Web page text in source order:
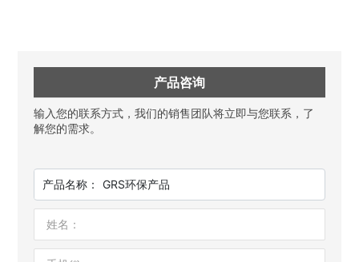
产品咨询
输入您的联系方式，我们的销售团队将立即与您联系，了
解您的需求。
产品名称： GRS环保产品